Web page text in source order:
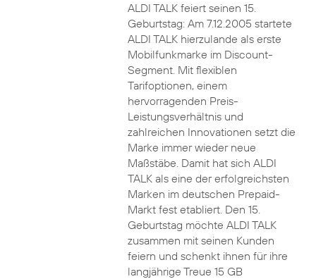
ALDI TALK feiert seinen 15.
Geburtstag: Am 7.12.2005 startete
ALDI TALK hierzulande als erste
Mobilfunkmarke im Discount-
Segment. Mit flexiblen
Tarifoptionen, einem
hervorragenden Preis-
Leistungsverhältnis und
zahlreichen Innovationen setzt die
Marke immer wieder neue
Maßstäbe. Damit hat sich ALDI
TALK als eine der erfolgreichsten
Marken im deutschen Prepaid-
Markt fest etabliert. Den 15.
Geburtstag möchte ALDI TALK
zusammen mit seinen Kunden
feiern und schenkt ihnen für ihre
langjährige Treue 15 GB